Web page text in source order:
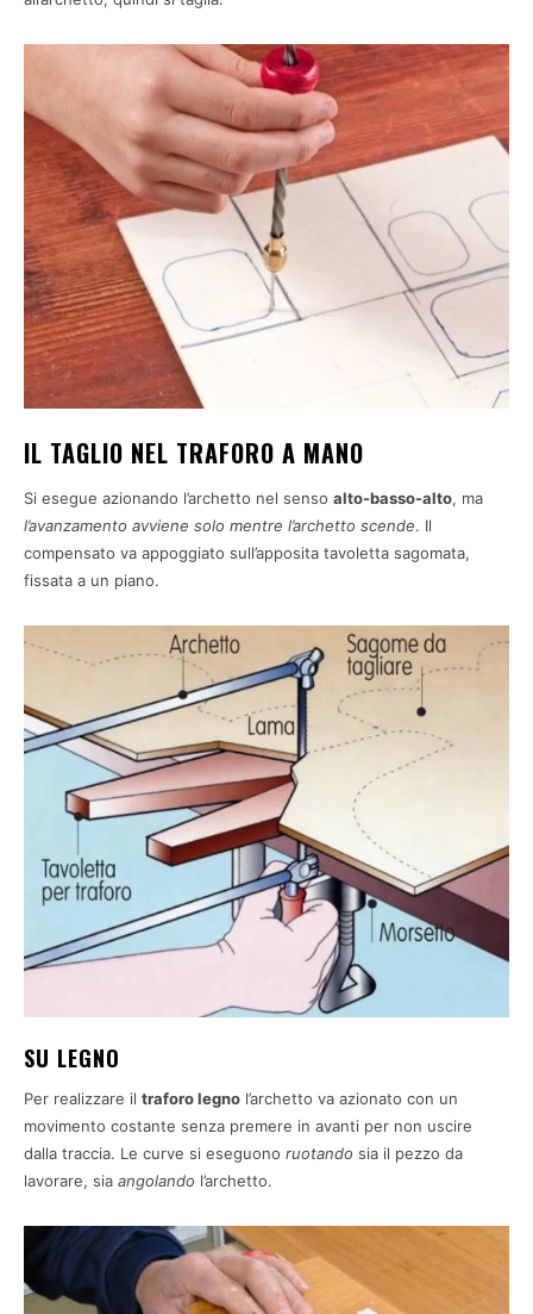
IL TAGLIO NEL TRAFORO A MANO
Si esegue azionando l’archetto nel senso alto-basso-alto, ma
l’avanzamento avviene solo mentre l’archetto scende. Il
compensato va appoggiato sull’apposita tavoletta sagomata,
fissata a un piano.
SU LEGNO
Per realizzare il traforo legno l’archetto va azionato con un
movimento costante senza premere in avanti per non uscire
dalla traccia. Le curve si eseguono ruotando sia il pezzo da
lavorare, sia angolando l’archetto.